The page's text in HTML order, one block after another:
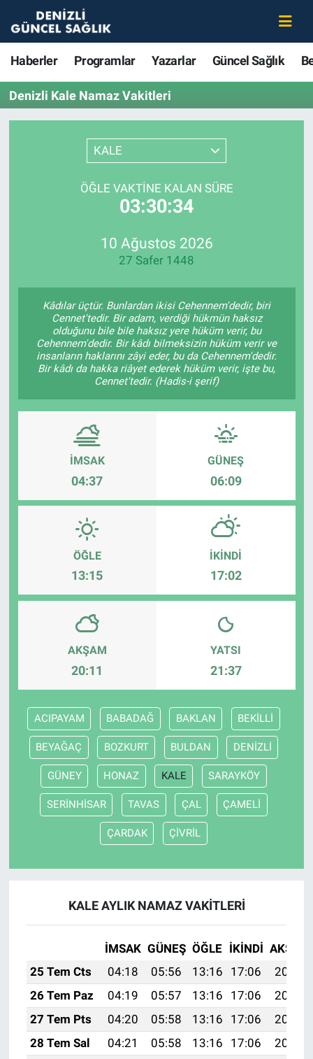
Haberler Programlar Yazarlar Güncel Sağlık
Denizli Kale Namaz Vakitleri
KALE
ÖĞLE VAKTINE KALAN SÜRE
03:30:34
10 Ağustos 2026
27 Safer 1448
Kâdılar üçtür. Bunlardan ikisi Cehennem'dedir, biri
Cennet'tedir. Bir adam, verdiği hükmün haksız
olduğunu bile bile haksız yere hüküm verir, bu
Cehennem'dedir. Bir kâdı bilmeksizin hüküm verir ve
insanların haklarını zâyi eder, bu da Cehennem'dedir.
Bir kâdı da hakka riâyet ederek hüküm verir, işte bu,
Cennet'tedir. (Hadis-i şerif)
İMSAK
04:37
GÜNEŞ
06:09
ÖĞLE
13:15
İKINDI
17:02
AKŞAM
20:11
YATSI
21:37
ACIPAYAM BABADAĞ BAKLAN BEKİLLİ
BEYAĞAÇ BOZKURT BULDAN DENİZLİ
GÜNEY HONAZ KALE SARAYKÖY
SERİNHİSAR TAVAS ÇAL ÇAMELİ
ÇARDAK ÇİVRİL
KALE AYLIK NAMAZ VAKITLERI
İMSAK GÜNEŞ ÖĞLE İKINDI AKŞAM
25 Tem Cts
04:18 05:56 13:16 17:06
20:26
26 Tem Paz
04:19 05:57 13:16 17:06
20:26
27 Tem Pts
04:20 05:58 13:16 17:06
20:25
28 Tem Sal
04:21 05:58 13:16 17:06
20:24
Haberler
Programlar
Yazarlar
Güncel Sağlık
Beslenme
Estetik ve Güzellik
Merkezefendi Nöbetçi Eczaneler
Merkezefendi Hava Durumu
Merkezefendi Trafik Yoğunluk Haritası
Süper Lig Puan Durumu ve Fikstür
Tüm Manşetler